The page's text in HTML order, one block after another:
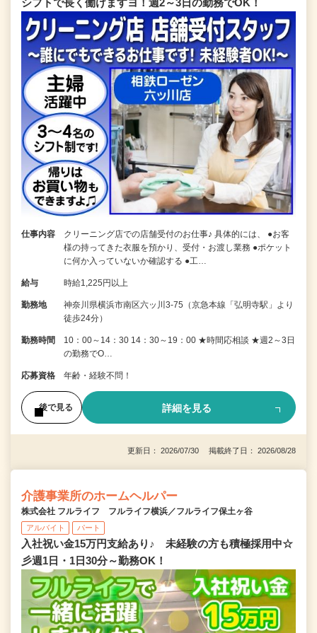
仕事内容
クリーニング店での店舗受付のお仕事♪ 具体的には、 ●お客
様の持ってきた衣服を預かり、受付・お渡し業務 ●ポケット
に何か入っていないか確認する ●工…
給与 時給1,225円以上
勤務地
神奈川県横浜市南区六ッ川3-75（京急本線「弘明寺駅」より
徒歩24分）
勤務時間
10：00～14：30 14：30～19：00 ★時間応相談 ★週2～3日
の勤務でO…
応募資格 年齢・経験不問！
後で見る 詳細を見る
更新日： 2026/07/30 掲載終了日： 2026/08/28
介護事業所のホームヘルパー
株式会社 フルライフ フルライフ横浜／フルライフ保土ヶ谷
アルバイト パート
入社祝い金15万円支給あり♪ 未経験の方も積極採用中☆
彡週1日・1日30分～勤務OK！